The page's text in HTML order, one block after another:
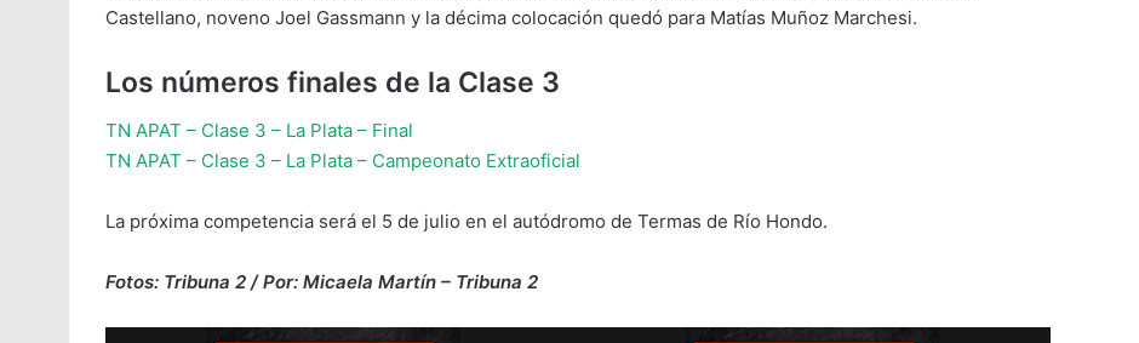
Castellano, noveno Joel Gassmann y la décima colocación quedó para Matías Muñoz Marchesi.
Los números finales de la Clase 3
TN APAT – Clase 3 – La Plata – Final
TN APAT – Clase 3 – La Plata – Campeonato Extraoficial
La próxima competencia será el 5 de julio en el autódromo de Termas de Río Hondo.
Fotos: Tribuna 2 / Por: Micaela Martín – Tribuna 2